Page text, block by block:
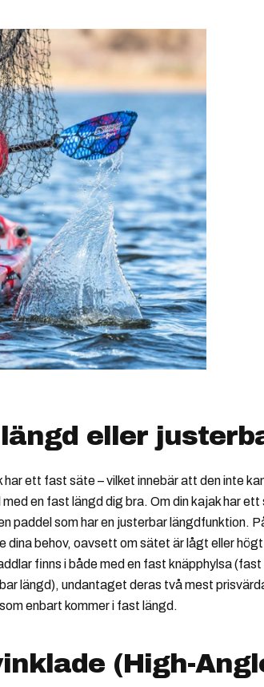
eller
har ett fast säte – vilket innebär att den inte
en fast längd dig bra. Om din kajak har
paddel som har en justerbar längdfunktion.
dina behov, oavsett om sätet är lågt eller
finns i både med en fast knäpphylsa
längd), undantaget deras två mest
enbart kommer i fast längd.
(High-